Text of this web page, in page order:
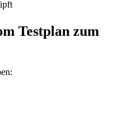
Testplan zum